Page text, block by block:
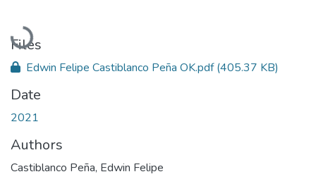
Loading...
Files
Edwin Felipe Castiblanco Peña OK.pdf(405.37 KB)
Date
2021
Authors
Castiblanco Peña, Edwin Felipe